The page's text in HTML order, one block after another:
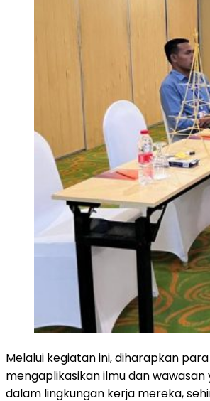
Melalui kegiatan ini, diharapkan
mengaplikasikan ilmu dan
dalam lingkungan kerja mereka,